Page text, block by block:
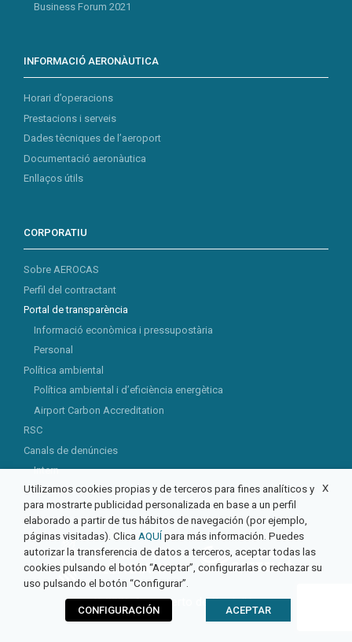
Business Forum 2021
INFORMACIÓ AERONÀUTICA
Horari d’operacions
Prestacions i serveis
Dades tècniques de l’aeroport
Documentació aeronàutica
Enllaços útils
CORPORATIU
Sobre AEROCAS
Perfil del contractant
Portal de transparència
Informació econòmica i pressupostària
Personal
Política ambiental
Política ambiental i d’eficiència energètica
Airport Carbon Accreditation
RSC
Canals de denúncies
Intern
Extern
© 2026 Aeropuerto de Castellón
X
Utilizamos cookies propias y de terceros para fines analíticos y
para mostrarte publicidad personalizada en base a un perfil
elaborado a partir de tus hábitos de navegación (por ejemplo,
páginas visitadas). Clica AQUÍ para más información. Puedes
autorizar la transferencia de datos a terceros, aceptar todas las
cookies pulsando el botón “Aceptar”, configurarlas o rechazar su
uso pulsando el botón “Configurar”.
CONFIGURACIÓN ACEPTAR